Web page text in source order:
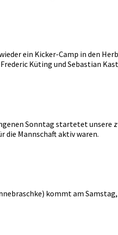
ein Kicker-Camp in den
Küting und Sebastian
Sonntag startetet unsere
die Mannschaft aktiv waren.
kommt am